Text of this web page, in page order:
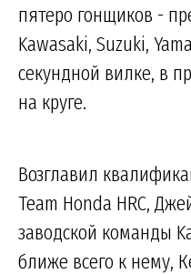
пятеро гонщиков -
Kawasaki, Suzuki,
секундной вилке, в
на круге.
Возглавил
Team Honda HRC,
заводской команды
ближе всего к нему,